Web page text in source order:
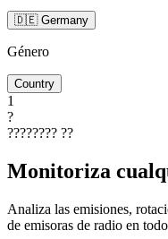
🇩🇪 Germany
Género
Country
1
?
???????? ??
Monitoriza
Analiza las emisiones,
de emisoras de radio en